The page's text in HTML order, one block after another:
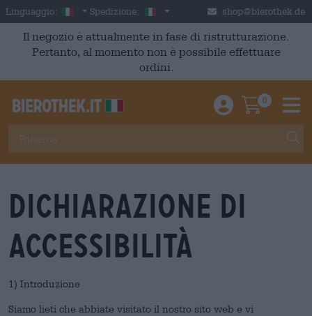
Skip to main content
Linguaggio: Italian
Spedizione: Italia shop@bierothek.de
Il negozio è attualmente in fase di ristrutturazione.
Pertanto, al momento non è possibile effettuare
ordini.
Einloggen /
0
Dichiarazione di
accessibilità
1) Introduzione
Siamo lieti che abbiate visitato il nostro sito web e vi